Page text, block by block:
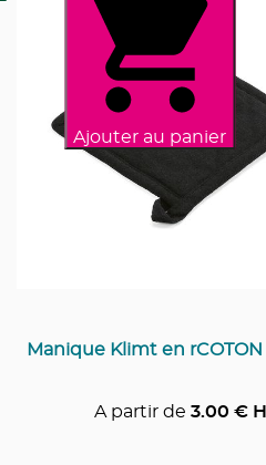
Ajouter au panier
Manique Klimt en rCOTON
A partir de 3.00 €